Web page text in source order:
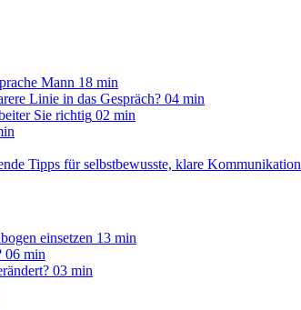
Mann 18 min
Linie in das Gespräch? 04 min
Sie richtig 02 min
Tipps für selbstbewusste, klare Kommunikation
einsetzen 13 min
06 min
03 min